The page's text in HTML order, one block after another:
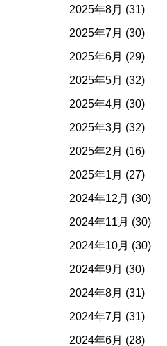
2025年8月 (31)
2025年7月 (30)
2025年6月 (29)
2025年5月 (32)
2025年4月 (30)
2025年3月 (32)
2025年2月 (16)
2025年1月 (27)
2024年12月 (30)
2024年11月 (30)
2024年10月 (30)
2024年9月 (30)
2024年8月 (31)
2024年7月 (31)
2024年6月 (28)